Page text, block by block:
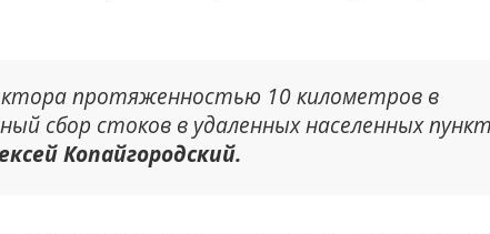
протяженностью 10 километров в
сбор стоков в удаленных населенных
Копайгородский.